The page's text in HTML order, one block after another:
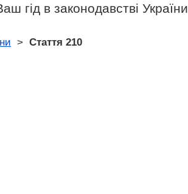
гід в законодавстві України
> Стаття 210